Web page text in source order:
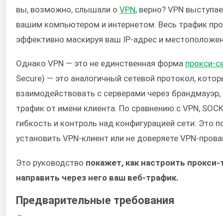
вы, возможно, слышали о VPN, верно? VPN
вашим компьютером и интернетом. Весь трафик
эффективно маскируя ваш IP-адрес и
Однако VPN — это не единственная форма прокси-
Secure) — это аналогичный сетевой протокол,
взаимодействовать с серверами через
трафик от имени клиента. По сравнению с VPN,
гибкость и контроль над конфигурацией сети. Это
установить VPN-клиент или не доверяете VPN-
Это руководство покажет, как настроить прокси-
направить через него ваш веб-трафик.
Предварительные требования